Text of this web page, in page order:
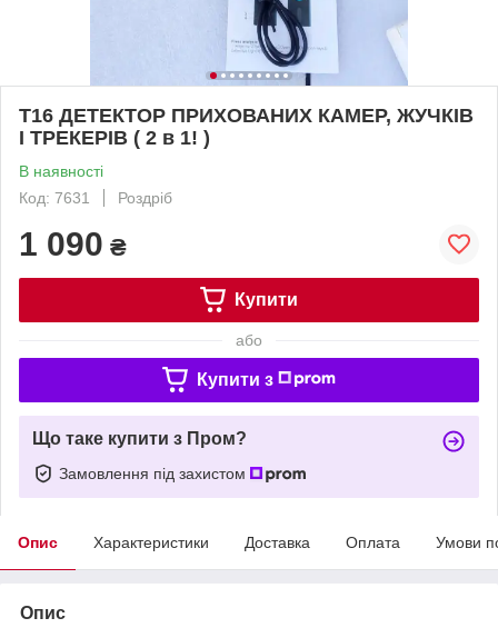
Т16 ДЕТЕКТОР ПРИХОВАНИХ КАМЕР, ЖУЧКІВ
І ТРЕКЕРІВ ( 2 в 1! )
В наявності
Код: 7631
Роздріб
1 090 ₴
Купити
або
Купити з
Що таке купити з Пром?
Замовлення під захистом
Опис Характеристики Доставка Оплата Умови
Опис